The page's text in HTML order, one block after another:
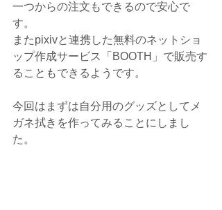
一つからの注文もできるので安心で
す。
またpixivと連携した無料のネットショ
ップ作成サービス「BOOTH」で販売す
ることもできるようです。
今回はまずは自分用のグッズとしてメ
ガネ拭きを作ってみることにしまし
た。